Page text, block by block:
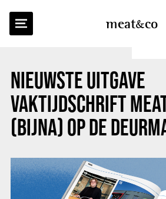
meatco
NIEUWSTE UITGAVE
VAKTIJDSCHRIFT
(BIJNA) OP DE
TERUG NAAR OVERZICHT